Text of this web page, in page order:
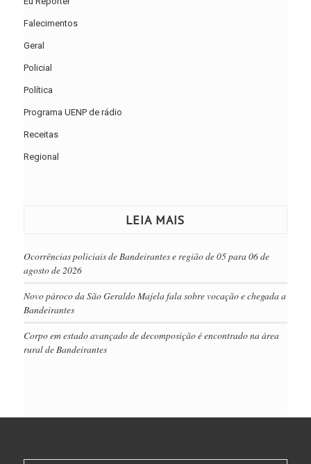
Falecimentos
Geral
Policial
Política
Programa UENP de rádio
Receitas
Regional
LEIA MAIS
Ocorrências policiais de Bandeirantes e região de 05 para 06 de
agosto de 2026
Novo pároco da São Geraldo Majela fala sobre vocação e chegada a
Bandeirantes
Corpo em estado avançado de decomposição é encontrado na área
rural de Bandeirantes